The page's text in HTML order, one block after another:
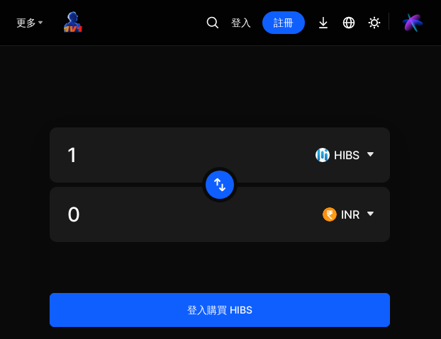
更多 登入 註冊
HIBS
INR
登入購買 HIBS